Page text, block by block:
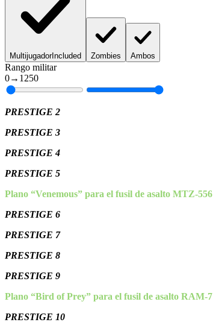
MultijugadorIncluded Zombies Ambos
Rango militar
0→ 1250
PRESTIGE 2
PRESTIGE 3
PRESTIGE 4
PRESTIGE 5
Plano “Venemous” para el fusil de asalto MTZ-556
PRESTIGE 6
PRESTIGE 7
PRESTIGE 8
PRESTIGE 9
Plano “Bird of Prey” para el fusil de asalto RAM-7
PRESTIGE 10